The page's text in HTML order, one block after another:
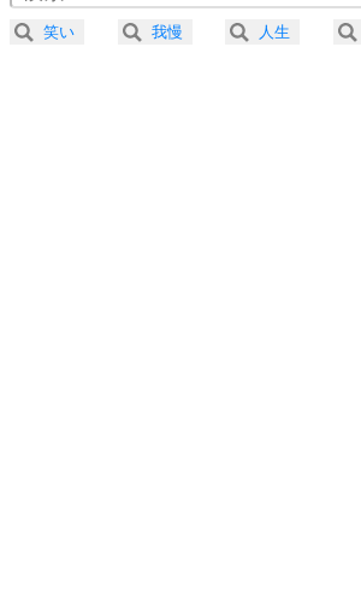
プラス思考
2.5倍速 （175KB 44秒）
3.0倍速 （146KB 37秒）
笑い 我慢 人生